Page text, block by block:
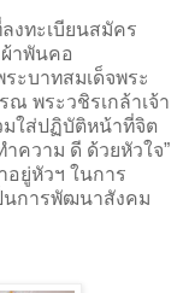
งทะเบียนสมัคร
าพันคอ
ะบาทสมเด็จพระ
พระวชิรเกล้าเจ้า
ใส่ปฏิบัติหน้าที่จิต
ำความ ดี ด้วยหัวใจ”
อยู่หัวฯ ในการ
นการพัฒนาสังคม